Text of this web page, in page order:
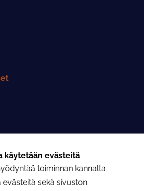
käytetään evästeitä
toiminnan kannalta
sekä sivuston